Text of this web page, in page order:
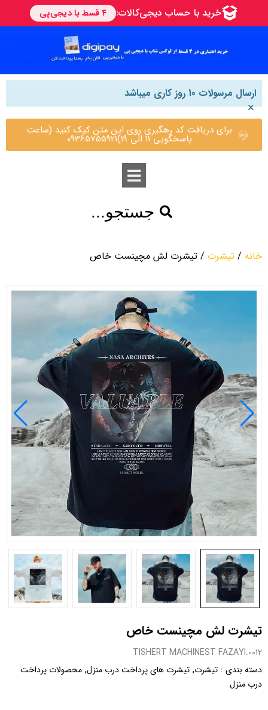
ارسال مرسولات 10 روز کاری میباشد
×
برای دریافت کد رهگیری روی این متن کیک کنید (ساعت
پاسخگویی 11 الی 19)09365755921
جستجو...
خانه / تیشرت / تیشرت لش مچینست خاص
تیشرت لش مچینست خاص
0012.TISHERT MACHINEST FAZAYI
دسته بندی : تیشرت, تیشرت های پرداخت درب منزل, محصولات پرداخت
درب منزل